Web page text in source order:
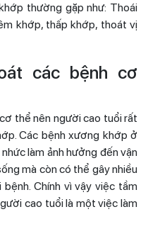
thường gặp như: Thoái
khớp, thấp khớp, thoát vị
các bệnh cơ
thể nên người cao tuổi rất
Các bệnh xương khớp ở
làm ảnh hưởng đến vận
mà còn có thể gây nhiều
Chính vì vậy việc tầm
cao tuổi là một việc làm